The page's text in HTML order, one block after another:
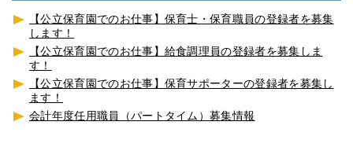
【公立保育園でのお仕事】保育士・保育職員の登録者を募集
します！
【公立保育園でのお仕事】給食調理員の登録者を募集しま
す！
【公立保育園でのお仕事】保育サポーターの登録者を募集し
ます！
会計年度任用職員（パートタイム）募集情報